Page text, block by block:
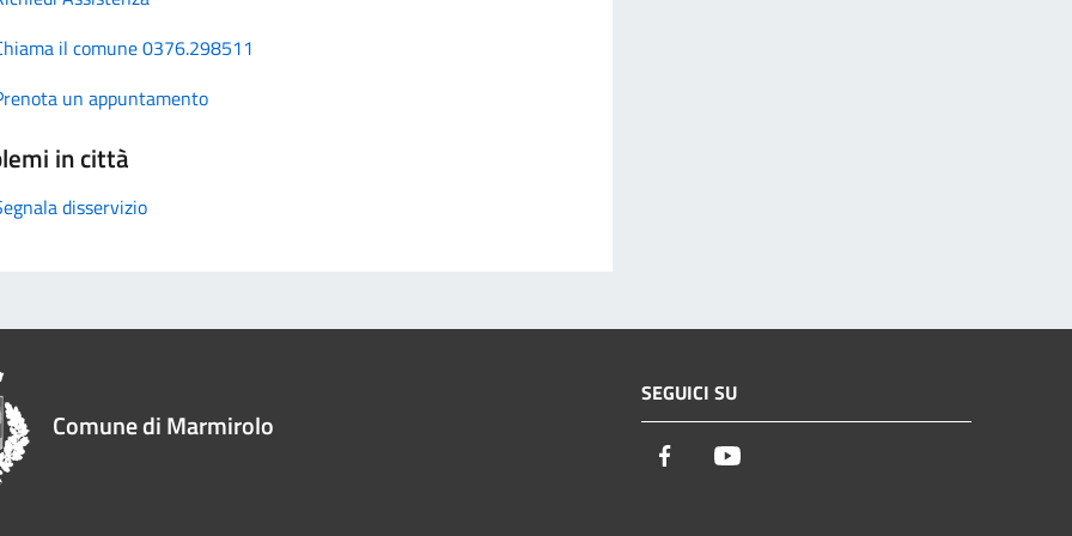
il comune 0376.298511
un appuntamento
in città
disservizio
Comune di Marmirolo
SEGUICI SU
Facebook